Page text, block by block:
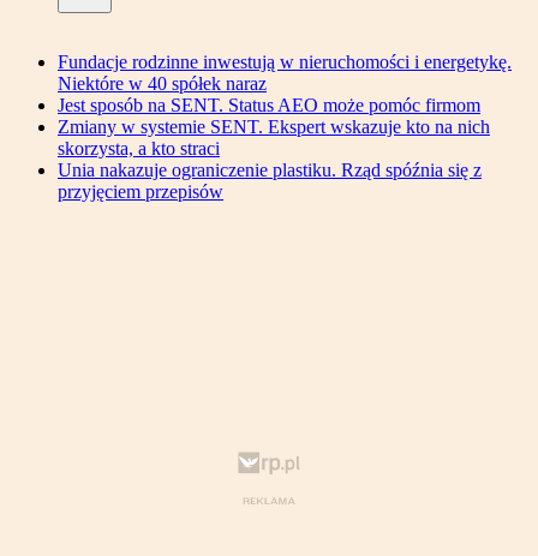
Fundacje rodzinne inwestują w nieruchomości i energetykę.
Niektóre w 40 spółek naraz
Jest sposób na SENT. Status AEO może pomóc firmom
Zmiany w systemie SENT. Ekspert wskazuje kto na nich
skorzysta, a kto straci
Unia nakazuje ograniczenie plastiku. Rząd spóźnia się z
przyjęciem przepisów